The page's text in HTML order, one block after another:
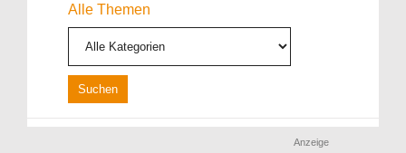
Alle Themen
Anzeige